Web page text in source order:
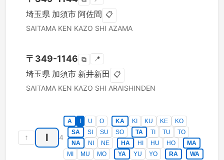
埼玉県 加須市 阿佐間 📋
SAITAMA KEN KAZO SHI AZAMA
〒 349-1146 ⧉ 📍
埼玉県 加須市 新井新田 📋
SAITAMA KEN KAZO SHI ARAISHINDEN
↑ I 4
A U O KA KI KU KE
KO
SA
SI SU SO TA TI TU
TO
NA
NI NE HA HI HU HO
MA
MI
MU MO YA YU YO RA WA